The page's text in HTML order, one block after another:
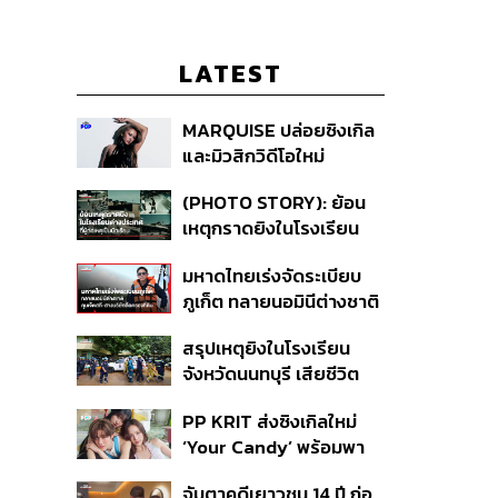
LATEST
MARQUISE ปล่อยซิงเกิล
และมิวสิกวิดีโอใหม่
สัมพันธ์สุด Toxic
(PHOTO STORY): ย้อน
เหตุกราดยิงในโรงเรียน
นักเรียน
มหาดไทยเร่งจัดระเบียบ
ภูเก็ต ทลายนอมินีต่างชาติ
ที่ดิน เคลียร์ใบอนุญาต
โรงแรมค้าง 7 ปี
สรุปเหตุยิงในโรงเรียน
จังหวัดนนทบุรี เสียชีวิต
ปมค้นประวัติคดีกราดยิงที่
สหรัฐฯ
PP KRIT ส่งซิงเกิลใหม่
‘Your Candy’ พร้อมพา